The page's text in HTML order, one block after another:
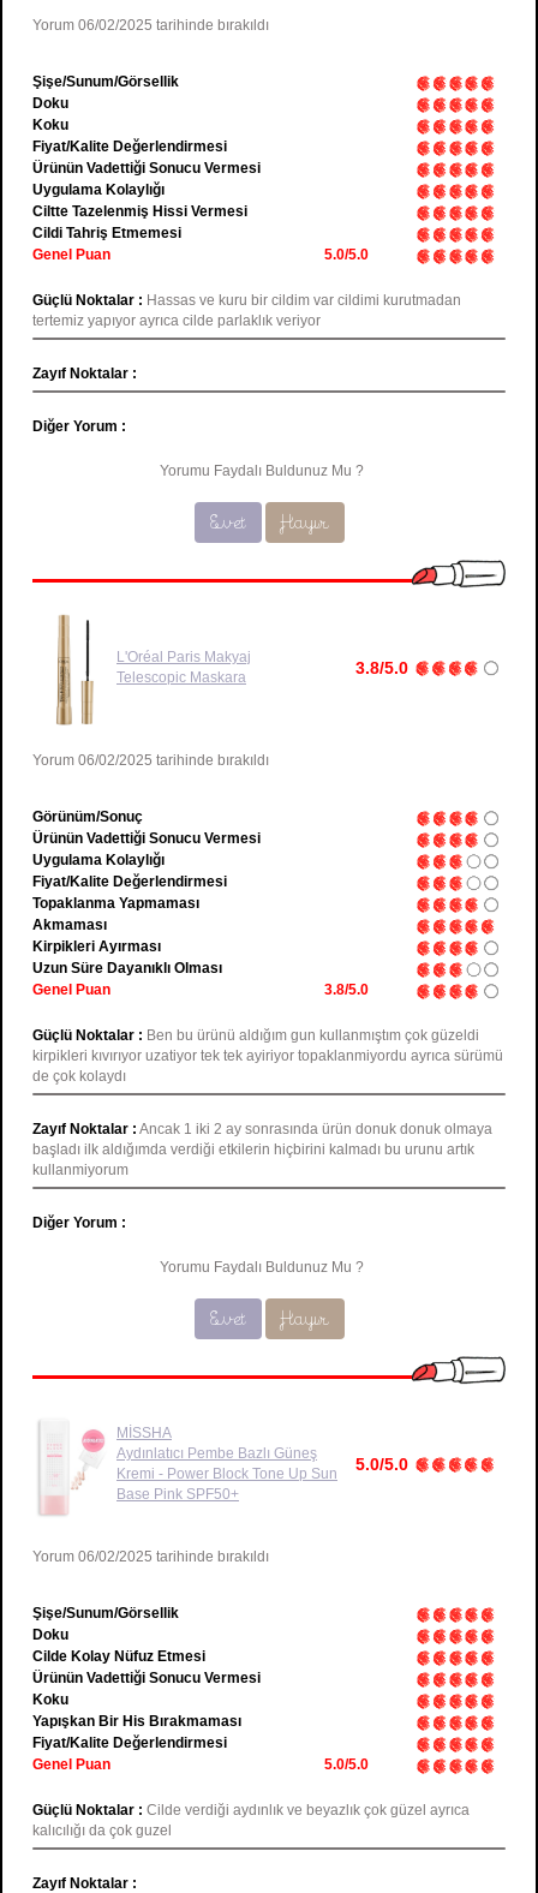
Yorum 06/02/2025 tarihinde bırakıldı
Şişe/Sunum/Görsellik
Doku
Koku
Fiyat/Kalite Değerlendirmesi
Ürünün Vadettiği Sonucu Vermesi
Uygulama Kolaylığı
Ciltte Tazelenmiş Hissi Vermesi
Cildi Tahriş Etmemesi
Genel Puan
5.0/5.0
Güçlü Noktalar : Hassas ve kuru bir cildim var cildimi kurutmadan
tertemiz yapıyor ayrıca cilde parlaklık veriyor
Zayıf Noktalar :
Diğer Yorum :
Yorumu Faydalı Buldunuz Mu ?
Evet Hayır
L'Oréal Paris Makyaj
Telescopic Maskara
3.8/5.0
Yorum 06/02/2025 tarihinde bırakıldı
Görünüm/Sonuç
Ürünün Vadettiği Sonucu Vermesi
Uygulama Kolaylığı
Fiyat/Kalite Değerlendirmesi
Topaklanma Yapmaması
Akmaması
Kirpikleri Ayırması
Uzun Süre Dayanıklı Olması
Genel Puan
3.8/5.0
Güçlü Noktalar : Ben bu ürünü aldığım gun kullanmıştım çok güzeldi
kirpikleri kıvırıyor uzatiyor tek tek ayiriyor topaklanmiyordu ayrıca sürümü
de çok kolaydı
Zayıf Noktalar : Ancak 1 iki 2 ay sonrasında ürün donuk donuk olmaya
başladı ilk aldığımda verdiği etkilerin hiçbirini kalmadı bu urunu artık
kullanmiyorum
Diğer Yorum :
Yorumu Faydalı Buldunuz Mu ?
Evet Hayır
MİSSHA
Aydınlatıcı Pembe Bazlı Güneş
Kremi - Power Block Tone Up Sun
Base Pink SPF50+
5.0/5.0
Yorum 06/02/2025 tarihinde bırakıldı
Şişe/Sunum/Görsellik
Doku
Cilde Kolay Nüfuz Etmesi
Ürünün Vadettiği Sonucu Vermesi
Koku
Yapışkan Bir His Bırakmaması
Fiyat/Kalite Değerlendirmesi
Genel Puan
5.0/5.0
Güçlü Noktalar : Cilde verdiği aydınlık ve beyazlık çok güzel ayrıca
kalıcılığı da çok guzel
Zayıf Noktalar :